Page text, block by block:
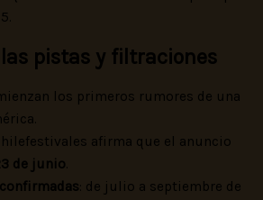
pistas y filtraciones
los primeros rumores de una
afirma que el anuncio
de junio.
: de julio a septiembre de